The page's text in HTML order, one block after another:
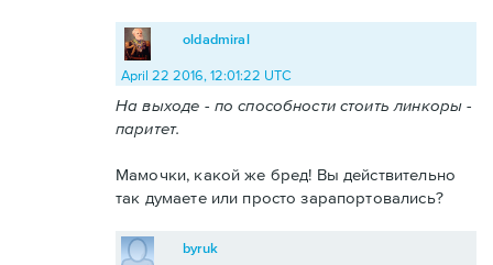
oldadmiral
April 22 2016, 12:01:22 UTC
На выходе - по способности стоить линкоры -
паритет.
Мамочки, какой же бред! Вы действительно
так думаете или просто зарапортовались?
byruk